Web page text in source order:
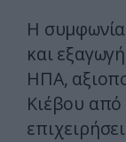
Η
και
ΗΠΑ,
Κιέβου